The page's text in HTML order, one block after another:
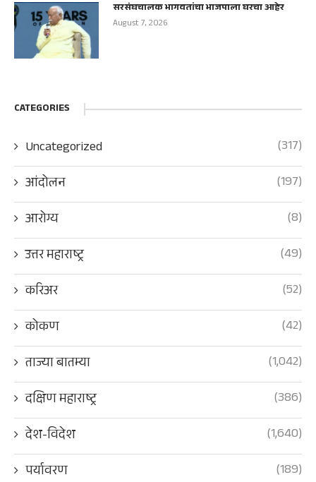
सरसंघचालक भागवतांचा भाजपाला घरचा आहेर
August 7, 2026
CATEGORIES
Uncategorized
(317)
आंदोलन
(197)
आरोग्य
(8)
उत्तर महाराष्ट्र
(49)
करिअर
(52)
कोकण
(42)
ताज्या बातम्या
(1,042)
दक्षिण महाराष्ट्र
(386)
देश-विदेश
(1,640)
पर्यावरण
(189)